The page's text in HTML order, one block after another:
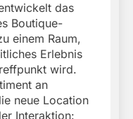
das
Boutique-
einem Raum,
Erlebnis
wird.
an
neue Location
Interaktion: